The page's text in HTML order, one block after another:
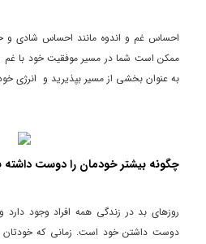
احساس غم و اندوه مانند احساس شادی
ممکن است شما در مسیر موفقیت خود با
به عنوان بخشی از مسیر بپذیرید و انرژی
چگونه بیشتر خودمان را دوست داشته
روزهای بد در زندگی همه افراد وجود
دوست داشتن خود است. زمانی که خودتان